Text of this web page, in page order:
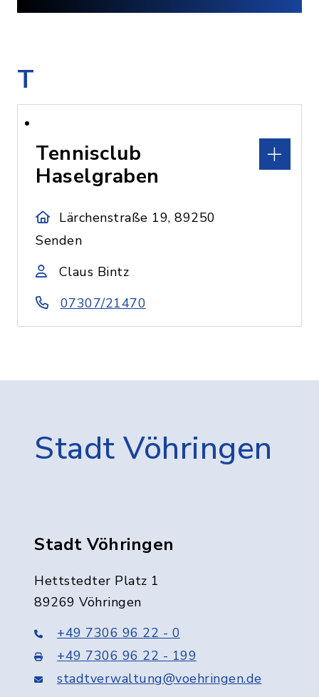
T
Tennisclub
Haselgraben
Lärchenstraße 19, 89250
Senden
Claus Bintz
07307/21470
Stadt Vöhringen
Stadt Vöhringen
Hettstedter Platz 1
89269 Vöhringen
+49 7306 96 22 - 0
+49 7306 96 22 - 199
stadtverwaltung@voehringen.de